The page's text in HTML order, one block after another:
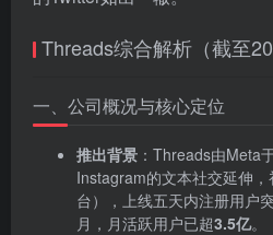
Threads综合解析（截至
一、公司概况与核心定位
推出背景 ：Threads由Meta
Instagram的文本社交延伸
台），上线五天内注册用户
月，月活跃用户已超‌3.5亿‌。